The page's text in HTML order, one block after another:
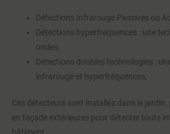
Détections Infrarouge Passives ou
Détections hyperfréquences : une
ondes,
Détections doubles technologies :
infrarouge et hyperfréquences,
Ces détecteurs sont installés dans le jardin,
en façade extérieures pour détecter toute